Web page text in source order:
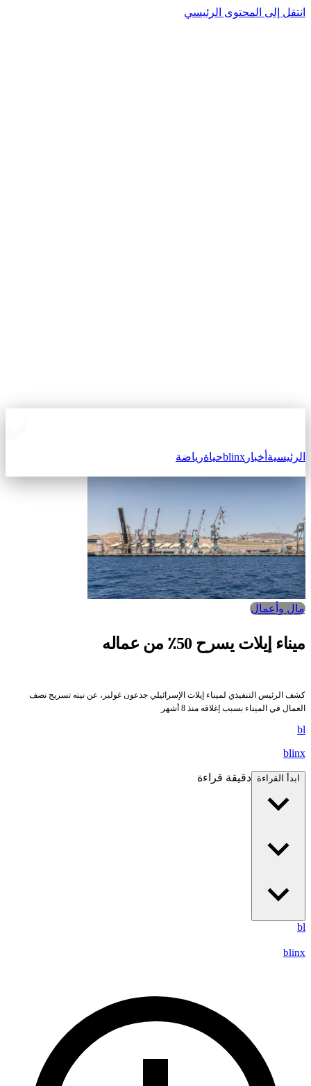
انتقل إلى المحتوى الرئيسي
الرئيسية أخبار blinxحياةرياضة
مال وأعمال
ميناء إيلات يسرح 50٪ من عماله
كشف الرئيس التنفيذي لميناء إيلات الإسرائيلي جدعون غولبر، عن نيته تسريح نصف
العمال في الميناء بسبب إغلاقه منذ 8 أشهر
bl
blinx
ابدأ القراءة دقيقة قراءة
bl
blinx